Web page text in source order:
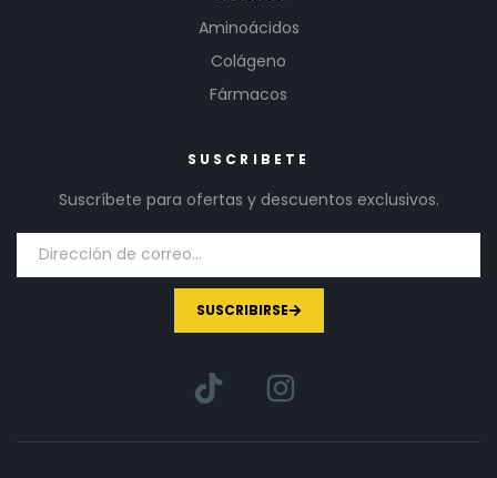
Aminoácidos
Colágeno
Fármacos
SUSCRIBETE
Suscríbete para ofertas y descuentos exclusivos.
SUSCRIBIRSE